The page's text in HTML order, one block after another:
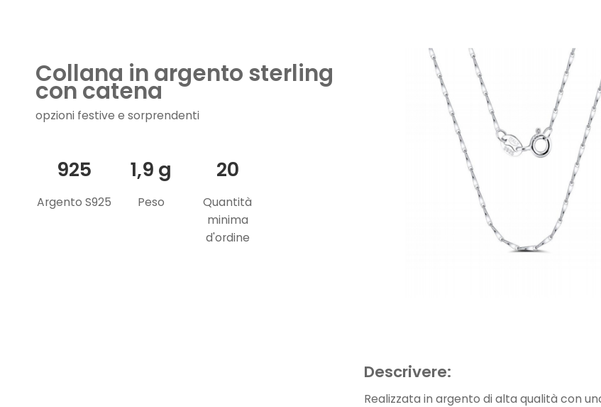
Collana in argento sterling
con catena
opzioni festive e sorprendenti
925
Argento S925
1,9 g
Peso
20
Quantità
minima
d'ordine
Descrivere:
Realizzata in argento di alta qualità con